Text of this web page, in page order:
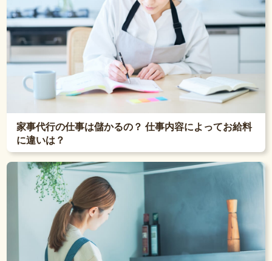
家事代行の仕事は儲かるの？ 仕事内容によってお給料
に違いは？